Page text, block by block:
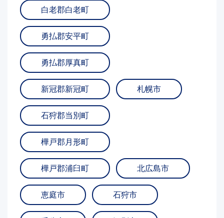
白老郡白老町
勇払郡安平町
勇払郡厚真町
新冠郡新冠町 札幌市
石狩郡当別町
樺戸郡月形町
樺戸郡浦臼町 北広島市
恵庭市 石狩市